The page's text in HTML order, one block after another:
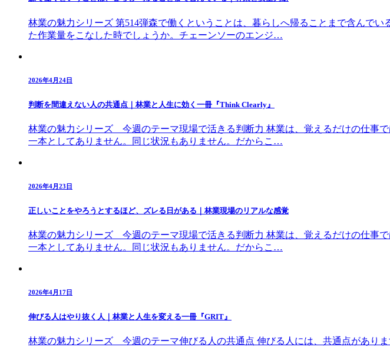
林業の魅力シリーズ 第514弾森で働くということは、暮らしへ帰ることまで含んで
た作業量をこなした時でしょうか。チェーンソーのエンジ…
2026年4月24日
判断を間違えない人の共通点｜林業と人生に効く一冊『Think Clearly』
林業の魅力シリーズ 今週のテーマ現場で活きる判断力 林業は、覚えるだけの仕事
一本としてありません。同じ状況もありません。だからこ…
2026年4月23日
正しいことをやろうとするほど、ズレる日がある｜林業現場のリアルな感覚
林業の魅力シリーズ 今週のテーマ現場で活きる判断力 林業は、覚えるだけの仕事
一本としてありません。同じ状況もありません。だからこ…
2026年4月17日
伸びる人はやり抜く人｜林業と人生を変える一冊『GRIT』
林業の魅力シリーズ 今週のテーマ伸びる人の共通点 伸びる人には、共通点があり